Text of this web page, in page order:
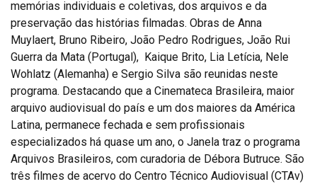
memórias individuais e coletivas, dos arquivos e da
preservação das histórias filmadas. Obras de Anna
Muylaert, Bruno Ribeiro, João Pedro Rodrigues, João Rui
Guerra da Mata (Portugal), Kaique Brito, Lia Letícia, Nele
Wohlatz (Alemanha) e Sergio Silva são reunidas neste
programa. Destacando que a Cinemateca Brasileira, maior
arquivo audiovisual do país e um dos maiores da América
Latina, permanece fechada e sem profissionais
especializados há quase um ano, o Janela traz o programa
Arquivos Brasileiros, com curadoria de Débora Butruce. São
três filmes de acervo do Centro Técnico Audiovisual (CTAv)